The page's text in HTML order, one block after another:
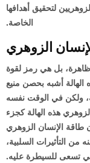
لتحقيق أهدافها
الخاصة.
ظاهرة، بل هي رمز لقوة
الهالة أشبه بحصن منيع
ولكن في الوقت نفسه
هذه الهالة كجزء
طاقة الإنسان الزوهري
التأثيرات السلبية،
تسعى للسيطرة عليه.